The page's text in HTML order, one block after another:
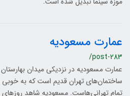
عمارت مسعودیه
/post-283
عمارت مسعودیه در نزدیکی میدان بهارستان
ساختمان‌های تهران قدیم است که به خوبی
تمام تهرانی‌هاست. مسعودیه شاهد روزهای